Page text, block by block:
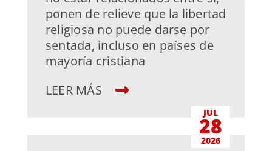
ponen de relieve que la libertad
religiosa no puede darse por
sentada, incluso en países de
mayoría cristiana
LEER MÁS
JUL
28
2026